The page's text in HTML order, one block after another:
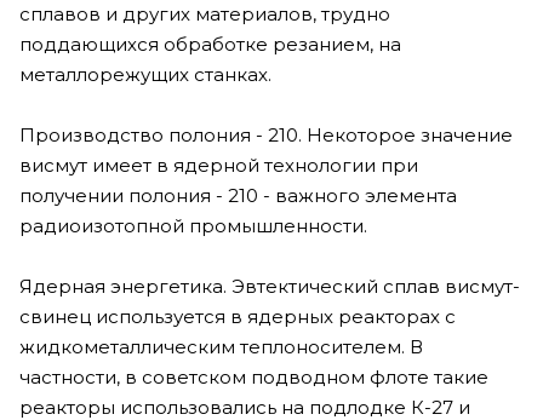
сплавов и других материалов, трудно
поддающихся обработке резанием, на
металлорежущих станках.
Производство полония - 210. Некоторое значение
висмут имеет в ядерной технологии при
получении полония - 210 - важного элемента
радиоизотопной промышленности.
Ядерная энергетика. Эвтектический сплав висмут-
свинец используется в ядерных реакторах с
жидкометаллическим теплоносителем. В
частности, в советском подводном флоте такие
реакторы использовались на подлодке К-27 и